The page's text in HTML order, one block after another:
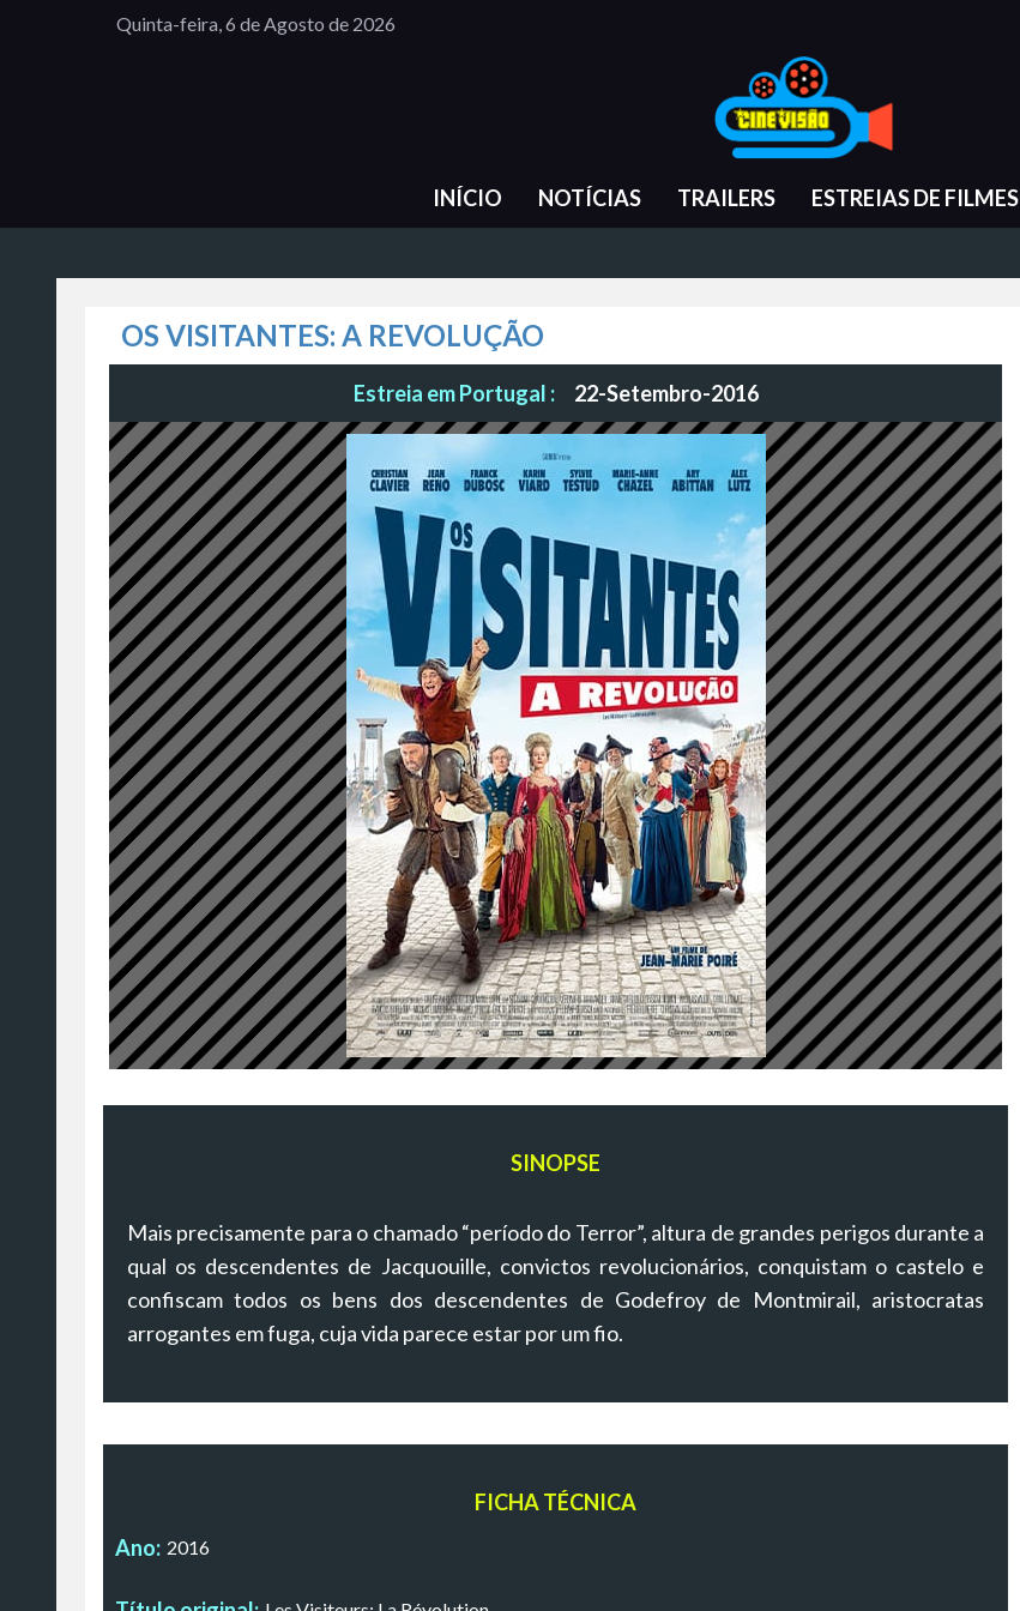
Quinta-feira, 6 de Agosto de 2026
INÍCIO NOTÍCIAS TRAILERS ESTREIAS DE FILMES
OS VISITANTES: A REVOLUÇÃO
Estreia em Portugal : 22-Setembro-2016
SINOPSE
Mais precisamente para o chamado “período do Terror”, altura de grandes perigos durante a
qual os descendentes de Jacquouille, convictos revolucionários, conquistam o castelo e
confiscam todos os bens dos descendentes de Godefroy de Montmirail, aristocratas
arrogantes em fuga, cuja vida parece estar por um fio.
FICHA TÉCNICA
Ano: 2016